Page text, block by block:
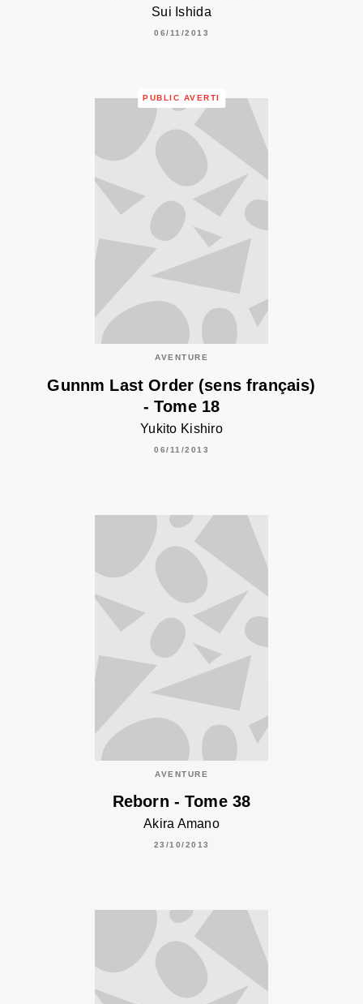
Sui Ishida
06/11/2013
PUBLIC AVERTI
AVENTURE
Gunnm Last Order (sens français)
- Tome 18
Yukito Kishiro
06/11/2013
AVENTURE
Reborn - Tome 38
Akira Amano
23/10/2013